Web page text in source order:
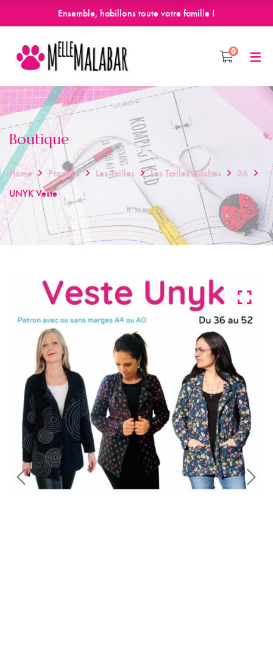
Ensemble, habillons toute votre famille !
0
Boutique
Home Produits Les Tailles Les Tailles Adultes
36
UNYK Veste